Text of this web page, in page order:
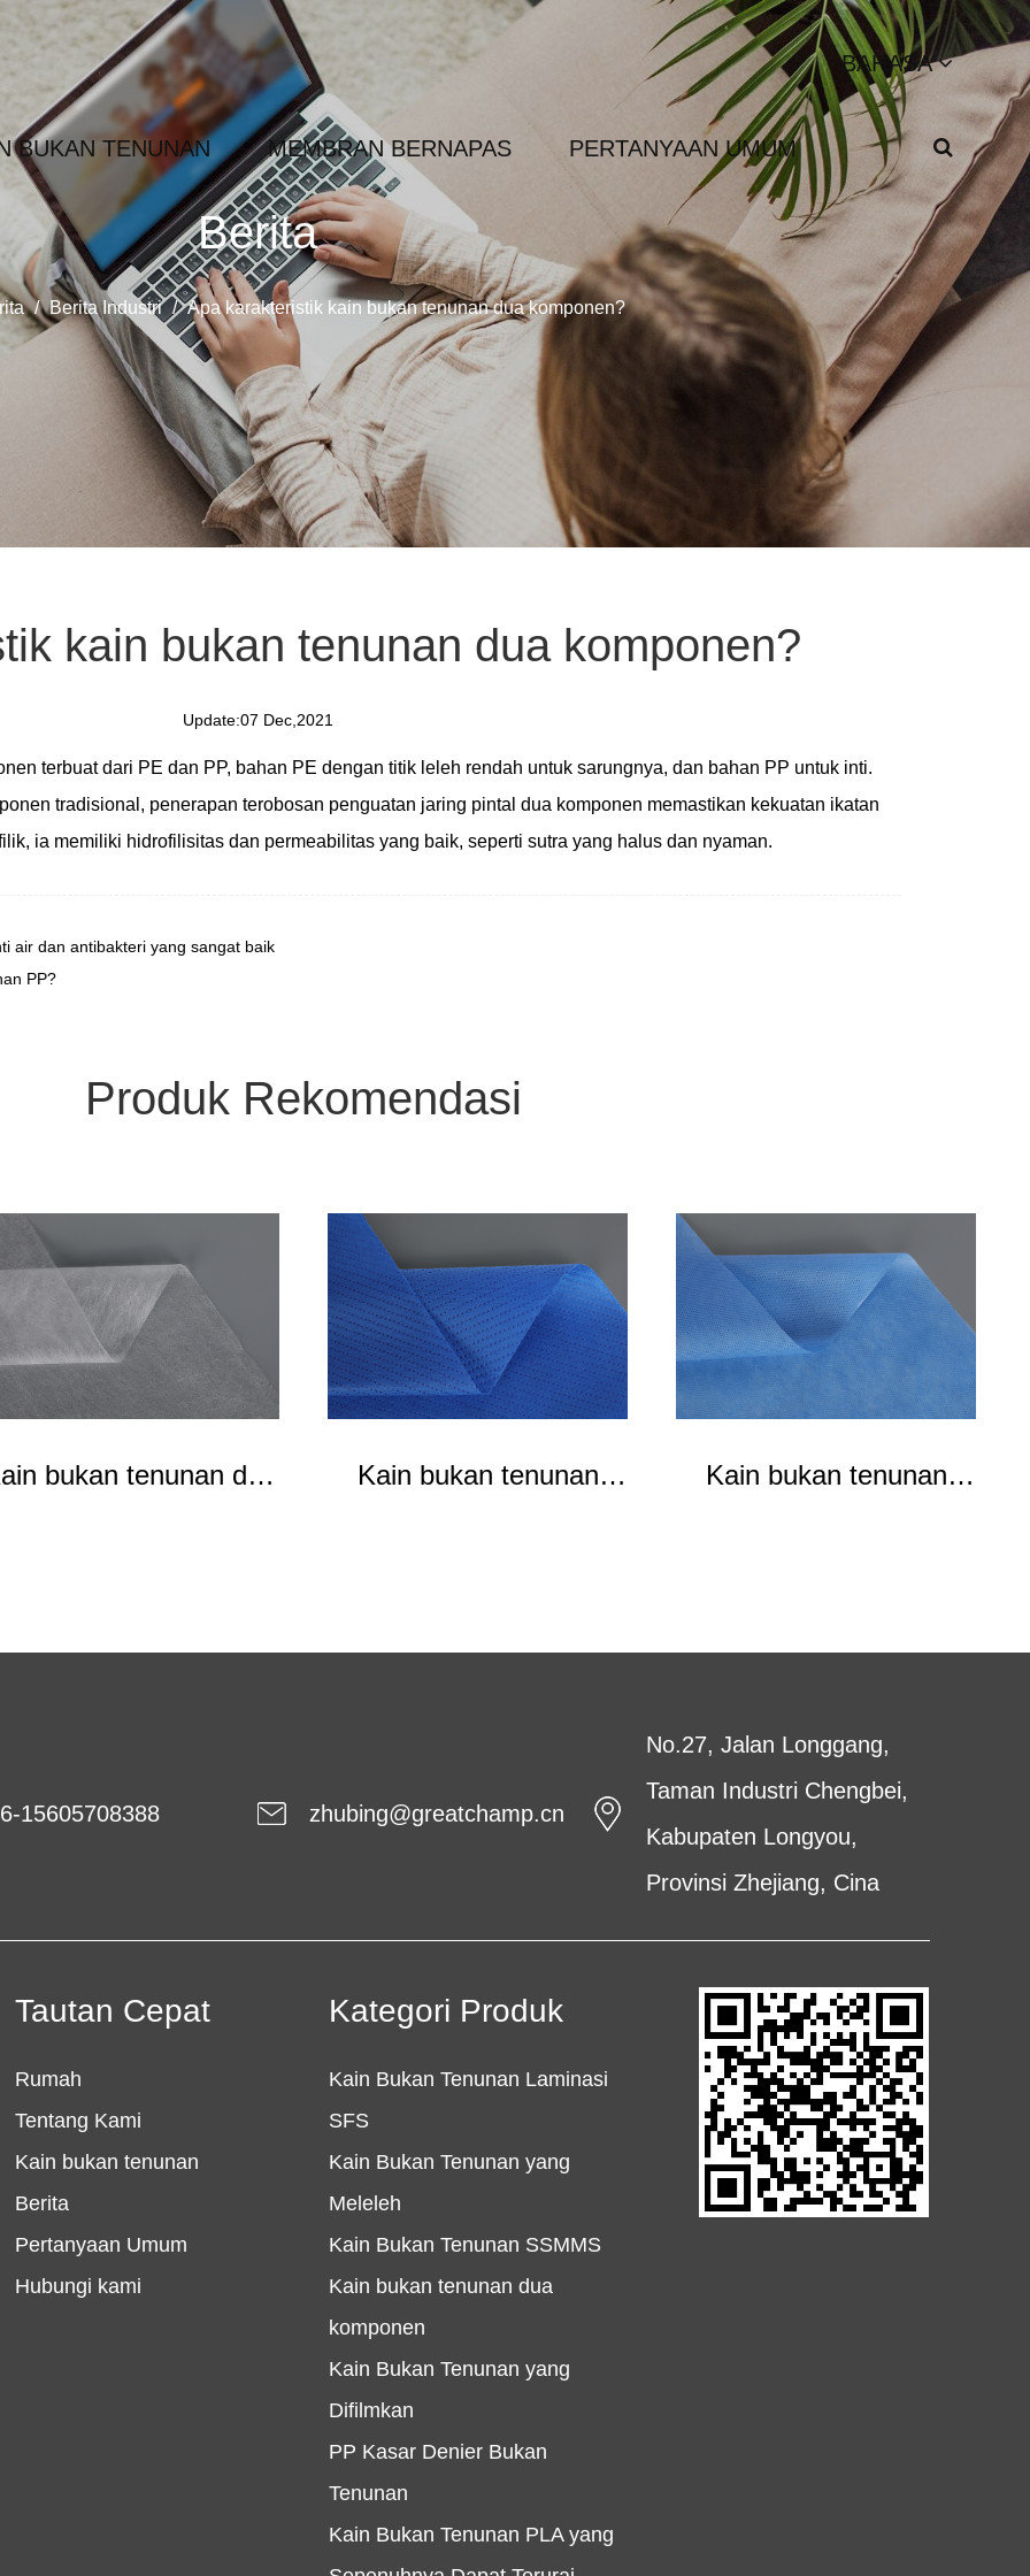
BAHASA
BUKAN TENUNAN MEMBRAN BERNAPAS
PERTANYAAN UMUM
Berita
/ Berita Industri / Apa karakteristik kain bukan tenunan dua komponen?
kain bukan tenunan dua komponen?
Update:07 Dec,2021
terbuat dari PE dan PP, bahan PE dengan titik leleh rendah untuk sarungnya, dan bahan PP untuk inti.
tradisional, penerapan terobosan penguatan jaring pintal dua komponen memastikan kekuatan ikatan
ia memiliki hidrofilisitas dan permeabilitas yang baik, seperti sutra yang halus dan nyaman.
air dan antibakteri yang sangat baik
PP?
Produk Rekomendasi
bukan tenunan dua
Kain bukan tenunan
Kain bukan tenunan
15605708388 zhubing@greatchamp.cn
No.27, Jalan Longgang,
Taman Industri Chengbei,
Kabupaten Longyou,
Provinsi Zhejiang, Cina
Tautan Cepat
Rumah
Tentang Kami
Kain bukan tenunan
Berita
Pertanyaan Umum
Hubungi kami
Kategori Produk
Kain Bukan Tenunan Laminasi
SFS
Kain Bukan Tenunan yang
Meleleh
Kain Bukan Tenunan SSMMS
Kain bukan tenunan dua
komponen
Kain Bukan Tenunan yang
Difilmkan
PP Kasar Denier Bukan
Tenunan
Kain Bukan Tenunan PLA yang